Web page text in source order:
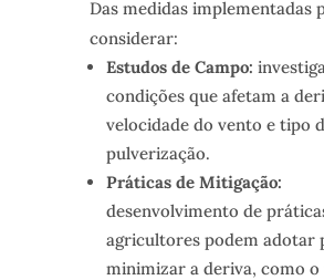
Das medidas implementadas
considerar:
Estudos de Campo:
condições que afetam a
velocidade do vento e tipo
pulverização.
Práticas de Mitigação:
desenvolvimento de
agricultores podem adotar
minimizar a deriva, como o